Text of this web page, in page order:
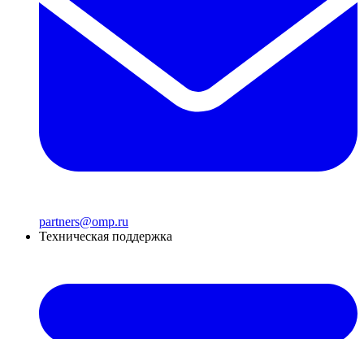
partners@omp.ru
Техническая поддержка